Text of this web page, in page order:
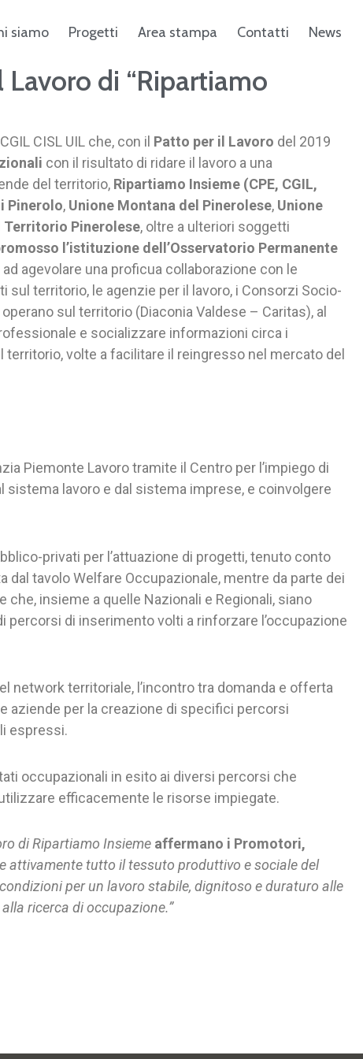
siamo Progetti Area stampa Contatti News
di “Ripartiamo
CISL UIL che, con il Patto per il Lavoro del 2019
con il risultato di ridare il lavoro a una
del territorio, Ripartiamo Insieme (CPE, CGIL,
Pinerolo, Unione Montana del Pinerolese, Unione
Territorio Pinerolese, oltre a ulteriori soggetti
l’istituzione dell’Osservatorio Permanente
agevolare una proficua collaborazione con le
territorio, le agenzie per il lavoro, i Consorzi Socio-
sul territorio (Diaconia Valdese – Caritas), al
e socializzare informazioni circa i
volte a facilitare il reingresso nel mercato del
Piemonte Lavoro tramite il Centro per l’impiego di
lavoro e dal sistema imprese, e coinvolgere
privati per l’attuazione di progetti, tenuto conto
tavolo Welfare Occupazionale, mentre da parte dei
insieme a quelle Nazionali e Regionali, siano
di inserimento volti a rinforzare l’occupazione
network territoriale, l’incontro tra domanda e offerta
aziende per la creazione di specifici percorsi
espressi.
occupazionali in esito ai diversi percorsi che
efficacemente le risorse impiegate.
di Ripartiamo Insieme affermano i Promotori,
attivamente tutto il tessuto produttivo e sociale del
per un lavoro stabile, dignitoso e duraturo alle
ricerca di occupazione.”